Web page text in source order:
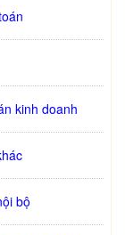
kinh doanh
bộ